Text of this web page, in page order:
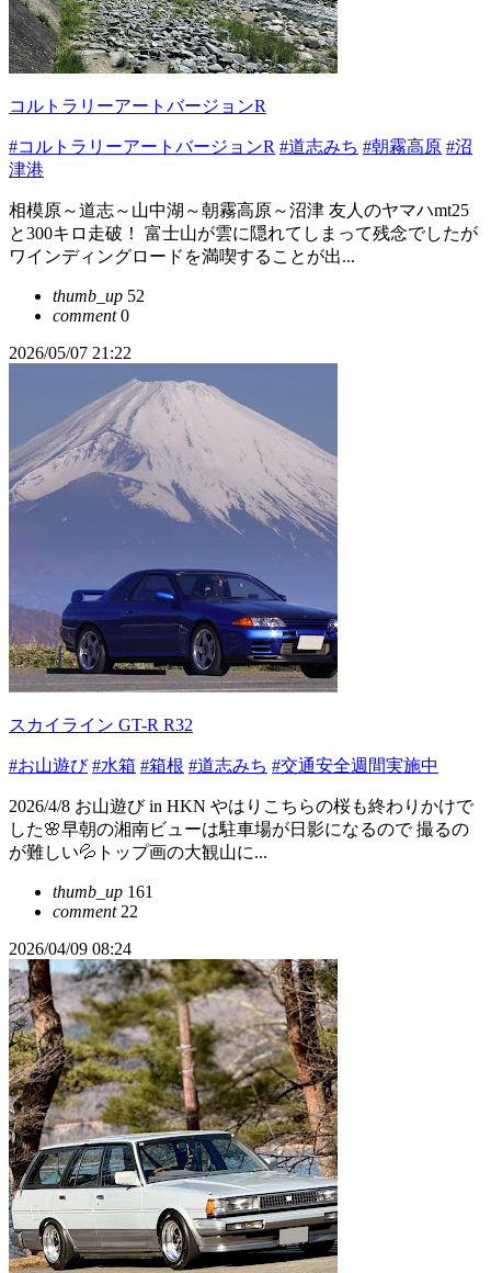
コルトラリーアートバージョンR
#コルトラリーアートバージョンR #道志みち #朝霧高原 #沼
津港
相模原～道志～山中湖～朝霧高原～沼津 友人のヤマハmt25
と300キロ走破！ 富士山が雲に隠れてしまって残念でしたが
ワインディングロードを満喫することが出...
thumb_up 52
comment0
2026/05/07 21:22
スカイライン GT-R R32
#お山遊び #水箱 #箱根 #道志みち #交通安全週間実施中
2026/4/8 お山遊び in HKN やはりこちらの桜も終わりかけで
した🌸早朝の湘南ビューは駐車場が日影になるので 撮るの
が難しい💦トップ画の大観山に...
thumb_up 161
comment22
2026/04/09 08:24